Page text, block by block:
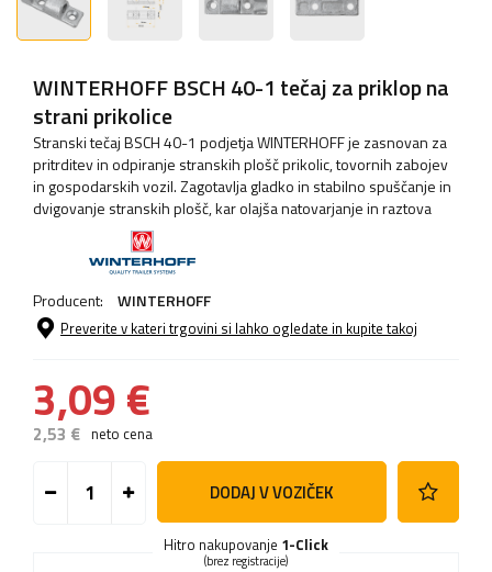
WINTERHOFF BSCH 40-1 tečaj za priklop na
strani prikolice
Stranski tečaj BSCH 40-1 podjetja WINTERHOFF je zasnovan za
pritrditev in odpiranje stranskih plošč prikolic, tovornih zabojev
in gospodarskih vozil. Zagotavlja gladko in stabilno spuščanje in
dvigovanje stranskih plošč, kar olajša natovarjanje in raztova
Producent: WINTERHOFF
Preverite v kateri trgovini si lahko ogledate in kupite takoj
3,09 €
2,53 € neto cena
DODAJ V VOZIČEK
Hitro nakupovanje 1-Click
(brez registracije)